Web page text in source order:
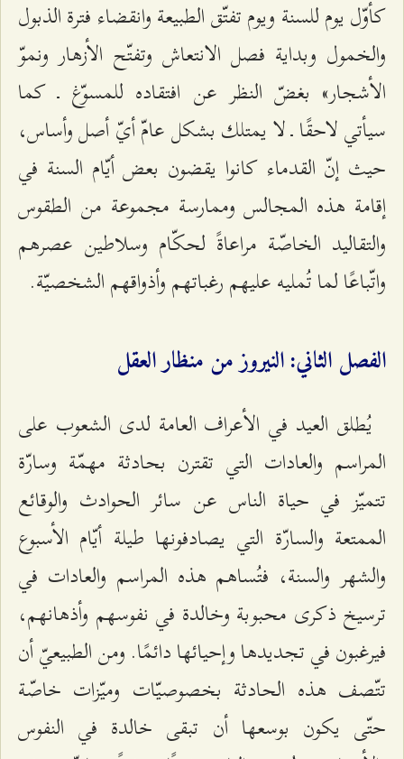
كأوّل يوم للسنة ويوم تفتّق الطبيعة وانقضاء فترة الذبول
والخمول وبداية فصل الانتعاش وتفتّح الأزهار ونموّ
الأشجار» بغضّ النظر عن افتقاده للمسوّغ ـ كما
سيأتي لاحقًا ـ لا يمتلك بشكل عامّ أيّ أصل وأساس،
حيث إنّ القدماء كانوا يقضون بعض أيّام السنة في
إقامة هذه المجالس وممارسة مجموعة من الطقوس
والتقاليد الخاصّة مراعاةً لحكّام وسلاطين عصرهم
واتّباعًا لما تُمليه عليهم رغباتهم وأذواقهم الشخصيّة.
الفصل الثاني: النيروز من منظار العقل
يُطلق العيد في الأعراف العامة لدى الشعوب على
المراسم والعادات التي تقترن بحادثة مهمّة وسارّة
تتميّز في حياة الناس عن سائر الحوادث والوقائع
الممتعة والسارّة التي يصادفونها طيلة أيّام الأسبوع
والشهر والسنة، فتُساهم هذه المراسم والعادات في
ترسيخ ذكرى محبوبة وخالدة في نفوسهم وأذهانهم،
فيرغبون في تجديدها وإحيائها دائمًا. ومن الطبيعيّ أن
تتّصف هذه الحادثة بخصوصيّات وميّزات خاصّة
حتّى يكون بوسعها أن تبقى خالدة في النفوس